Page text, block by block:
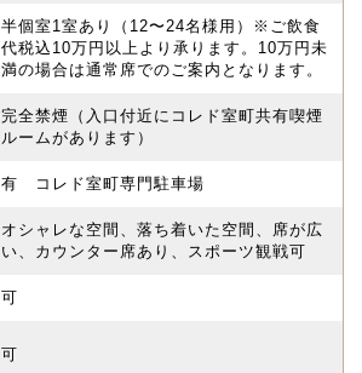
半個室1室あり（12〜24名様用）※ご飲食
代税込10万円以上より承ります。10万円未
満の場合は通常席でのご案内となります。
完全禁煙（入口付近にコレド室町共有喫煙
ルームがあります）
有 コレド室町専門駐車場
オシャレな空間、落ち着いた空間、席が広
い、カウンター席あり、スポーツ観戦可
可
可